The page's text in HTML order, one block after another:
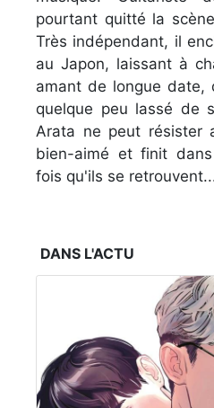
pourtant quitté la
Très indépendant, il
au Japon, laissant à
amant de longue date,
quelque peu lassé de
Arata ne peut résister
bien-aimé et finit
fois qu'ils se
DANS L'ACTU